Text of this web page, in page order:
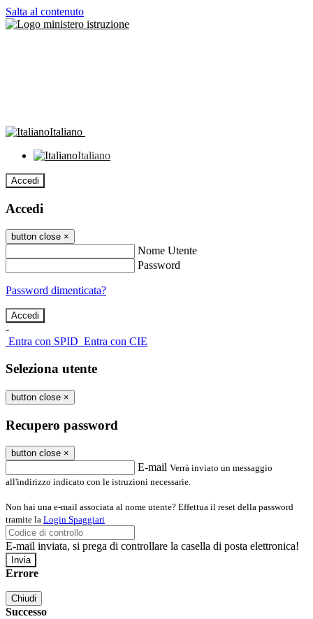
Salta al contenuto
Italiano
Italiano
Accedi
Accedi
button close ×
Nome Utente
Password
Password dimenticata?
-
Entra con SPID Entra con CIE
Seleziona utente
button close ×
Recupero password
button close ×
E-mail Verrà inviato un messaggio
all'indirizzo indicato con le istruzioni necessarie.
Non hai una e-mail associata al nome utente? Effettua il reset della password
tramite la Login Spaggiari
E-mail inviata, si prega di controllare la casella di posta elettronica!
Errore
Chiudi
Successo